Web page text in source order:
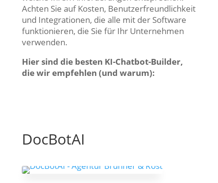
Achten Sie auf Kosten, Benutzerfreundlichkeit
und Integrationen, die alle mit der Software
funktionieren, die Sie für Ihr Unternehmen
verwenden.
Hier sind die besten KI-Chatbot-Builder,
die wir empfehlen (und warum):
DocBotAI